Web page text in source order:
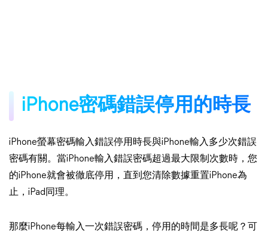
iPhone密碼錯誤停用的時長
iPhone螢幕密碼輸入錯誤停用時長與iPhone輸入多少次錯誤
密碼有關。當iPhone輸入錯誤密碼超過最大限制次數時，您
的iPhone就會被徹底停用，直到您清除數據重置iPhone為
止，iPad同理。
那麼iPhone每輸入一次錯誤密碼，停用的時間是多長呢？可